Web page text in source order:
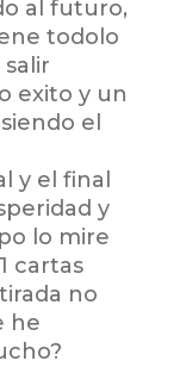
al futuro,
todolo
exito y un
el
y el final
y
lo mire
cartas
no
he